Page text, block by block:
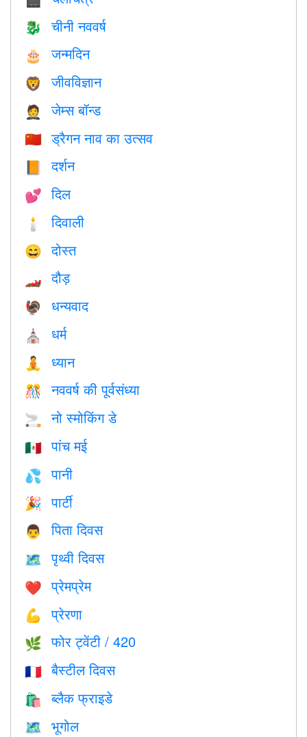
🐉 चीनी नववर्ष
🎂 जन्मदिन
🦁 जीवविज्ञान
🤵 जेम्स बॉन्ड
🇨🇳 ड्रैगन नाव का उत्सव
📙 दर्शन
💕 दिल
🕯 दिवाली
😄 दोस्त
🏎 दौड़
🦃 धन्यवाद
⛪️ धर्म
🧘 ध्यान
🎊 नववर्ष की पूर्वसंध्या
🚬 नो स्मोकिंग डे
🇲🇽 पांच मई
💦 पानी
🎉 पार्टी
👨 पिता दिवस
🗺️ पृथ्वी दिवस
❤️️ प्रेमप्रेम
💪 प्रेरणा
🌿 फोर ट्वेंटी / 420
🇫🇷 बैस्टील दिवस
🛍 ब्लैक फ्राइडे
🗺 भूगोल